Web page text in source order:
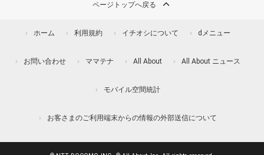
ページトップへ戻る
ホーム 利用規約 イチオシについて dメニュー
お問い合わせ ママテナ All About All About ニュース
モバイル空間統計
お客さまのご利用端末からの情報の外部送信について